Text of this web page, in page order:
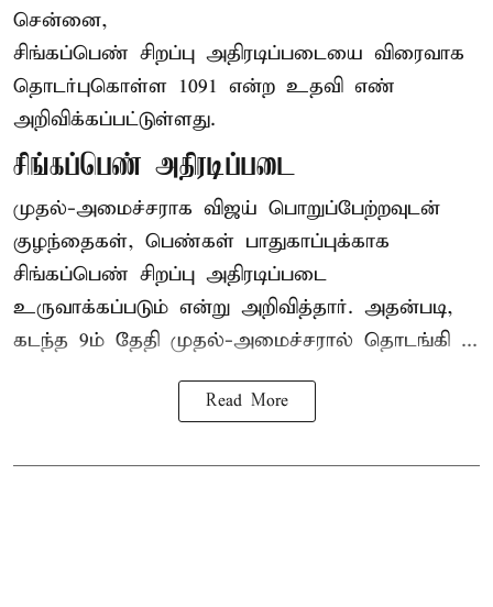
சென்னை,
சிங்கப்பெண் சிறப்பு அதிரடிப்படையை விரைவாக
தொடர்புகொள்ள 1091 என்ற உதவி எண்
அறிவிக்கப்பட்டுள்ளது.
சிங்கப்பெண் அதிரடிப்படை
முதல்-அமைச்சராக விஜய் பொறுப்பேற்றவுடன்
குழந்தைகள், பெண்கள் பாதுகாப்புக்காக
சிங்கப்பெண் சிறப்பு அதிரடிப்படை
உருவாக்கப்படும் என்று அறிவித்தார். அதன்படி,
கடந்த 9ம் தேதி முதல்-அமைச்சரால் தொடங்கி ...
Read More